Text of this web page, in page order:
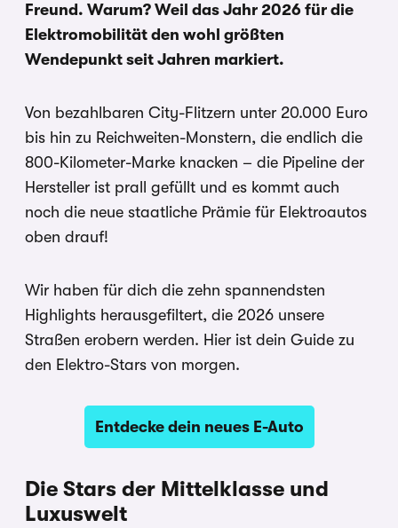
Freund. Warum? Weil das Jahr 2026 für die
Elektromobilität den wohl größten
Wendepunkt seit Jahren markiert.
Von bezahlbaren City-Flitzern unter 20.000 Euro
bis hin zu Reichweiten-Monstern, die endlich die
800-Kilometer-Marke knacken – die Pipeline der
Hersteller ist prall gefüllt und es kommt auch
noch die neue staatliche Prämie für Elektroautos
oben drauf!
Wir haben für dich die zehn spannendsten
Highlights herausgefiltert, die 2026 unsere
Straßen erobern werden. Hier ist dein Guide zu
den Elektro-Stars von morgen.
Entdecke dein neues E-Auto
Die Stars der Mittelklasse und
Luxuswelt